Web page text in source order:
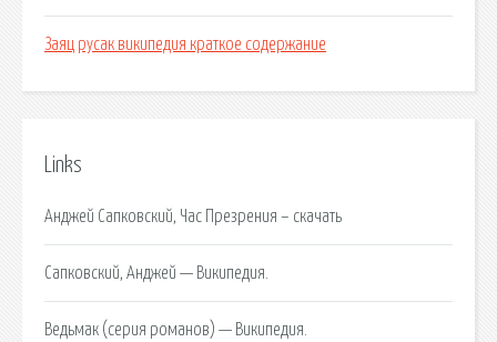
Заяц русак википедия краткое содержание
Links
Анджей Сапковский, Час Презрения – скачать
Сапковский, Анджей — Википедия.
Ведьмак (серия романов) — Википедия.